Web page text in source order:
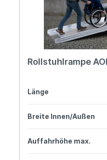
Rollstuhlrampe
Länge
Breite Innen/Außen
Auffahrhöhe max.